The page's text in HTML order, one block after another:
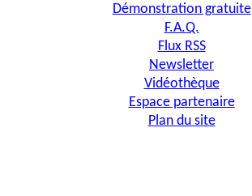
Démonstration gratuite
F.A.Q.
Flux RSS
Newsletter
Vidéothèque
Espace partenaire
Plan du site